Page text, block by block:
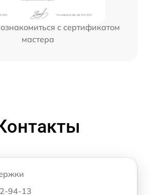
с сертификатом
мастера
94-13